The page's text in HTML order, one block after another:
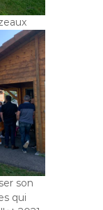
son
qui